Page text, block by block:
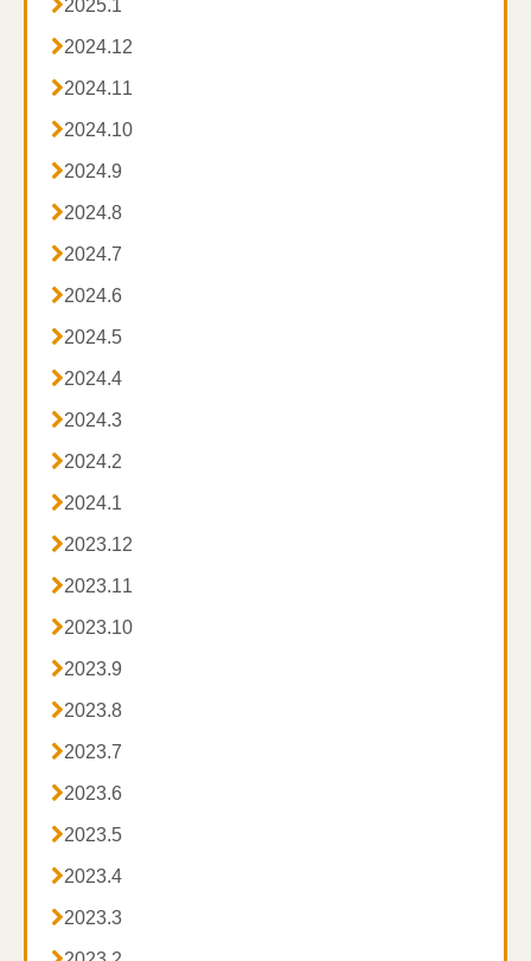
2025.1
2024.12
2024.11
2024.10
2024.9
2024.8
2024.7
2024.6
2024.5
2024.4
2024.3
2024.2
2024.1
2023.12
2023.11
2023.10
2023.9
2023.8
2023.7
2023.6
2023.5
2023.4
2023.3